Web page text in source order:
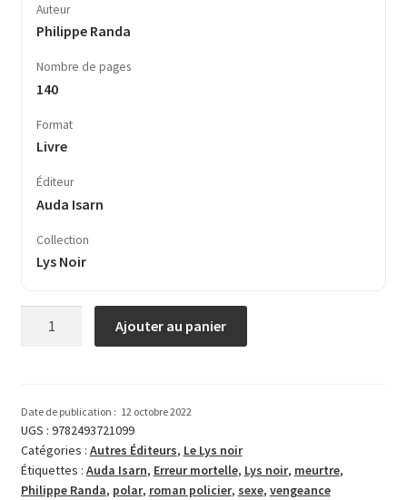
Auteur
Philippe Randa
Nombre de pages
140
Format
Livre
Éditeur
Auda Isarn
Collection
Lys Noir
Ajouter au panier
Date de publication : 12 octobre 2022
UGS : 9782493721099
Catégories : Autres Éditeurs, Le Lys noir
Étiquettes : Auda Isarn, Erreur mortelle, Lys noir, meurtre,
Philippe Randa, polar, roman policier, sexe, vengeance